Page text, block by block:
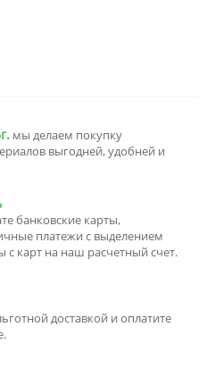
мы делаем покупку
выгодней, удобней и
банковские карты,
платежи с выделением
с карт на наш расчетный счет.
доставкой и оплатите